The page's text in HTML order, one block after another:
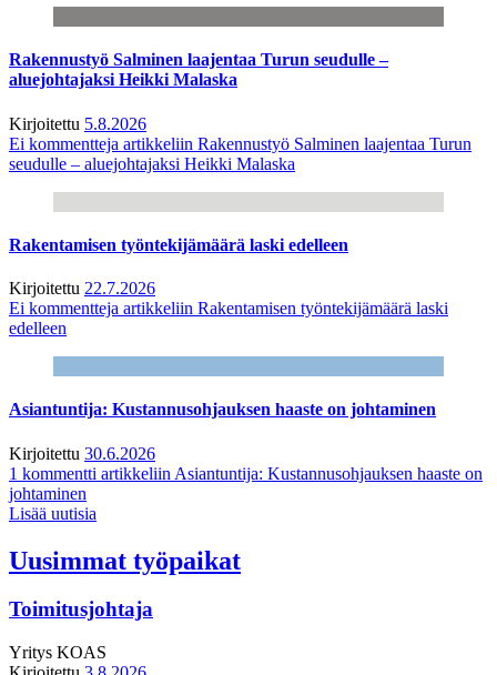
Rakennustyö Salminen laajentaa Turun seudulle –
aluejohtajaksi Heikki Malaska
Kirjoitettu 5.8.2026
Ei kommentteja artikkeliin Rakennustyö Salminen laajentaa Turun
seudulle – aluejohtajaksi Heikki Malaska
Rakentamisen työntekijämäärä laski edelleen
Kirjoitettu 22.7.2026
Ei kommentteja artikkeliin Rakentamisen työntekijämäärä laski
edelleen
Asiantuntija: Kustannusohjauksen haaste on johtaminen
Kirjoitettu 30.6.2026
1 kommentti artikkeliin Asiantuntija: Kustannusohjauksen haaste on
johtaminen
Lisää uutisia
Uusimmat työpaikat
Toimitusjohtaja
Yritys KOAS